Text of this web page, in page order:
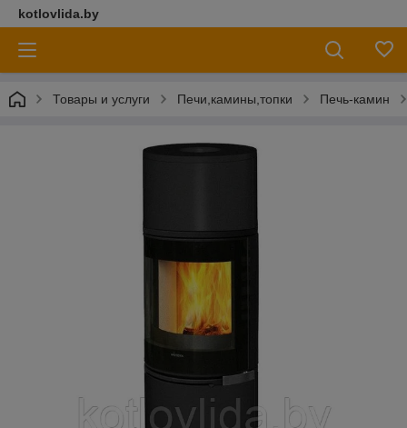
kotlovlida.by
Товары и услуги Печи,камины,топки Печь-камин